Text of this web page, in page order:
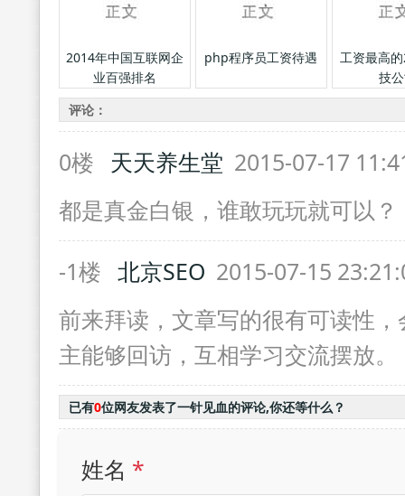
2014年中国互联网企
业百强排名
php程序员工资待遇
工资最高
技
评论：
0楼 天天养生堂 2015-07-17
都是真金白银，谁敢玩玩就可以？
-1楼 北京SEO 2015-07-15
前来拜读，文章写的很有可读性
主能够回访，互相学习交流摆放。
已有0位网友发表了一针见血的评论,你还等什么？
姓名 *